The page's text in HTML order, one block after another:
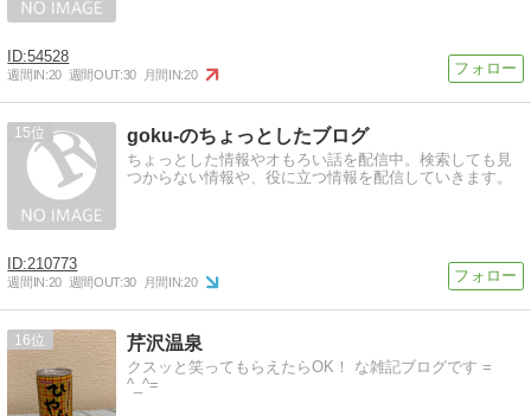
54528
週間IN:20 週間OUT:30 月間IN:20
15 goku-のちょっとしたブログ
ちょっとした情報やオもろい話を配信中。検索しても見
つからない情報や、役に立つ情報を配信していきます。
210773
週間IN:20 週間OUT:30 月間IN:20
16 芹沢温泉
クスッと笑ってもらえたらOK！ な雑記ブログです =
^_^=